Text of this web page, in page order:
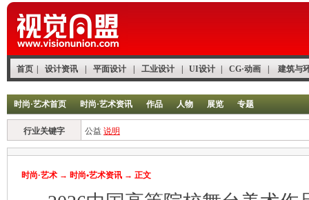
首页 设计资讯 平面设计 工业设计 UI设计 CG·动画 建筑与
时尚·艺术首页 时尚·艺术资讯 作品 人物 展览 专题
行业关键字 公益 说明
时尚·艺术 → 时尚•艺术资讯 → 正文